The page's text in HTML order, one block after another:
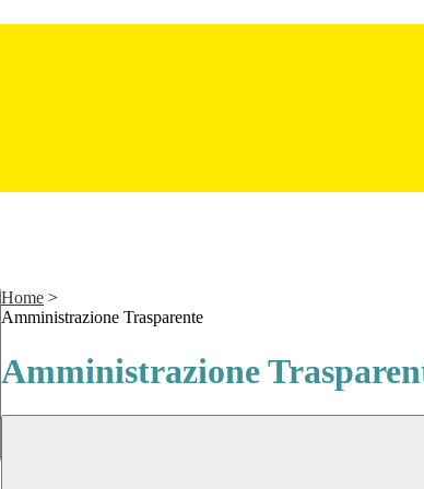
Home >
Amministrazione Trasparente
Amministrazione